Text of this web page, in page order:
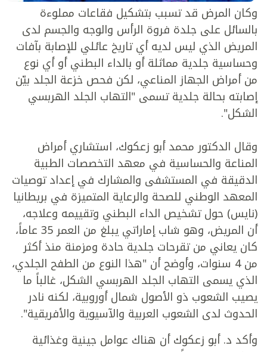
وكان المرض قد تسبب بتشكيل فقاعات مملوءة
بالسائل على جلدة فروة الرأس والوجه والجسم لدى
المريض الذي ليس لديه أي تاريخ عائلي للإصابة بآفات
وحساسية جلدية مماثلة أو بالداء البطني أو أي نوع
من أمراض الجهاز المناعي، لكن فحص خزعة الجلد بيّن
إصابته بحالة جلدية تسمى "التهاب الجلد الهربسي
الشكل".
وقال الدكتور محمد أبو زعكوك، استشاري أمراض
المناعة والحساسية في معهد التخصصات الطبية
الدقيقة في المستشفى والمشارك في إعداد توصيات
المعهد الوطني للصحة والرعاية المتميزة في بريطانيا
(نايس) حول تشخيص الداء البطني وتقييمه وعلاجه،
أن المريض، وهو شاب إماراتي يبلغ من العمر 35 عاماً،
كان يعاني من تقرحات جلدية حادة ومزمنة منذ أكثر
من 4 سنوات، وأوضح أن "هذا النوع من الطفح الجلدي،
الذي يسمى التهاب الجلد الهربسي الشكل، غالباً ما
يصيب الشعوب ذو الأصول شمال أوروبية، لكنه نادر
الحدوث لدى الشعوب العربية والآسيوية والأفريقية".
وأكد د. أبو زعكوك أن هناك عوامل جينية وغذائية